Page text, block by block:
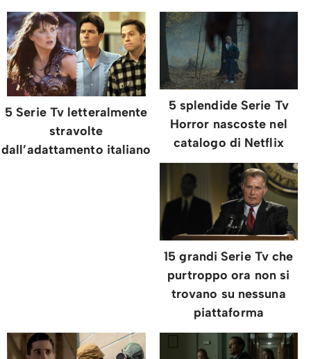
5 Serie Tv letteralmente
stravolte
dall’adattamento italiano
5 splendide Serie Tv
Horror nascoste nel
catalogo di Netflix
15 grandi Serie Tv che
purtroppo ora non si
trovano su nessuna
piattaforma